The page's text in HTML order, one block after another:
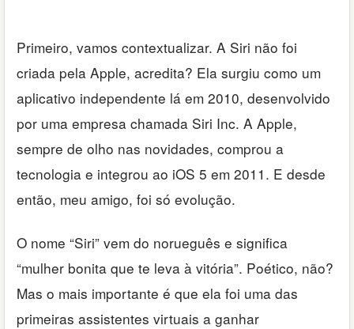
Primeiro, vamos contextualizar. A Siri não foi
criada pela Apple, acredita? Ela surgiu como um
aplicativo independente lá em 2010, desenvolvido
por uma empresa chamada Siri Inc. A Apple,
sempre de olho nas novidades, comprou a
tecnologia e integrou ao iOS 5 em 2011. E desde
então, meu amigo, foi só evolução.
O nome “Siri” vem do norueguês e significa
“mulher bonita que te leva à vitória”. Poético, não?
Mas o mais importante é que ela foi uma das
primeiras assistentes virtuais a ganhar